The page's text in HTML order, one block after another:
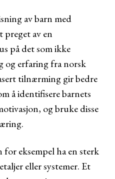
av barn med
av en
på det som ikke
og erfaring fra norsk
tilnærming gir bedre
å identifisere barnets
og bruke disse
for eksempel ha en sterk
eller systemer. Et